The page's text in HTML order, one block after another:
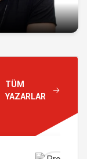
TÜM
YAZARLAR